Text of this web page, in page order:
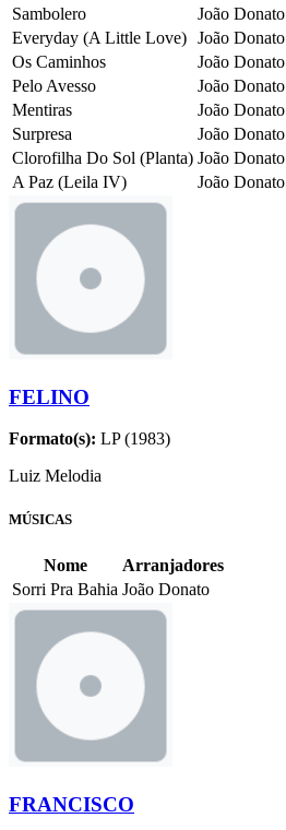
Sambolero
João Donato
Everyday (A Little Love) João Donato
Os Caminhos
João Donato
Pelo Avesso
João Donato
Mentiras
João Donato
Surpresa
João Donato
Clorofilha Do Sol (Planta) João Donato
A Paz (Leila IV)
João Donato
FELINO
Formato(s): LP (1983)
Luiz Melodia
MÚSICAS
Nome
Arranjadores
Sorri Pra Bahia João Donato
FRANCISCO